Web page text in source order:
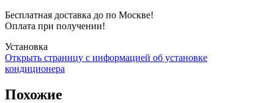
Бесплатная доставка до по Москве!
Оплата при получении!
Установка
Открыть страницу с информацией об установке
кондиционера
Похожие